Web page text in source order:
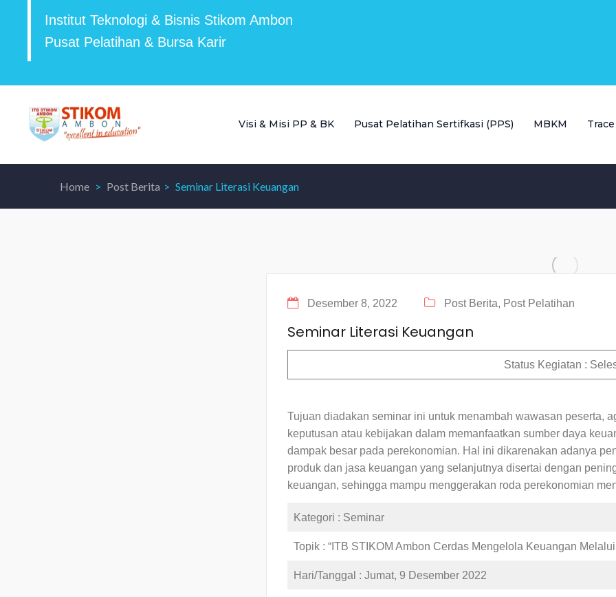
Institut Teknologi & Bisnis Stikom Ambon
Pusat Pelatihan & Bursa Karir
Visi & Misi PP & BK Pusat Pelatihan Sertifkasi (PPS) MBKM
Home Post Berita Seminar Literasi Keuangan
Desember 8, 2022 Post Berita, Post Pelatihan
Seminar Literasi Keuangan
Status Kegiatan :
Tujuan diadakan seminar ini untuk menambah wawasan peserta,
keputusan atau kebijakan dalam memanfaatkan sumber daya
dampak besar pada perekonomian. Hal ini dikarenakan adanya
produk dan jasa keuangan yang selanjutnya disertai dengan
keuangan, sehingga mampu menggerakan roda perekonomian
Kategori : Seminar
Topik : “ITB STIKOM Ambon Cerdas Mengelola Keuangan
Hari/Tanggal : Jumat, 9 Desember 2022